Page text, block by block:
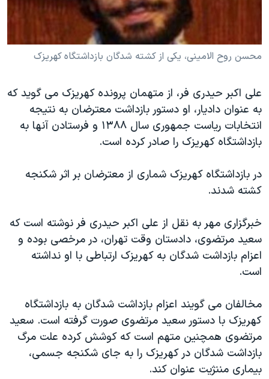
فرهنگ و زندگی
اقتصادی
اسرائیل در جنگ
گالری عکس
آرشیو پخش زنده
انتخابات ریاست جمهوری آمریکا ۲۰۲۴
حمله جمهوری اسلامی به اسرائیل
ورزش زنان در ایران
اعتراضات زن، زندگی، آزادی
مجموعه مستندهای دادخواهی
دادگاه حمید نوری
قانون شفافیت دارائی کادر رهبری ایران
اعتراضات مردمی آبان ۹۸
اسرائیل در جنگ
همایش محافظه‌کاران آمریکا «سی‌پک»
صفحه‌های ویژه
سفر پرزیدنت ترامپ به چین
زبانهای مختلف
محسن روح الامینی، یکی از کشته شدگان بازداشتگاه کهریزک
علی اکبر حیدری فر، از متهمان پرونده کهریزک می گوید که
به عنوان دادیار، او دستور بازداشت معترضان به نتیجه
انتخابات ریاست جمهوری سال ۱۳۸۸ و فرستادن آنها به
بازداشتگاه کهریزک را صادر کرده است.
در بازداشتگاه کهریزک شماری از معترضان بر اثر شکنجه
کشته شدند.
خبرگزاری مهر به نقل از علی اکبر حیدری فر نوشته است که
سعید مرتضوی، دادستان وقت تهران، در مرخصی بوده و
اعزام بازداشت شدگان به کهریزک ارتباطی با او نداشته
است.
مخالفان می گویند اعزام بازداشت شدگان به بازداشتگاه
کهریزک با دستور سعید مرتضوی صورت گرفته است. سعید
مرتضوی همچنین متهم است که کوشش کرده علت مرگ
بازداشت شدگان در کهریزک را به جای شکنجه جسمی،
بیماری مننژیت عنوان کند.